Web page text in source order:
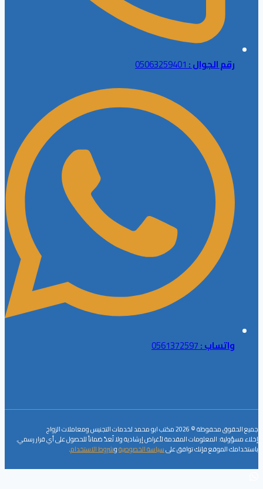
رقم الجوال :05063259401
واتساب :0561372597
جميع الحقوق محفوظة © 2026 مكتب ابو محمد لخدمات التجنيس ومعاملات الزواج
إخلاء مسؤولية: المعلومات المقدمة لأغراض إرشادية ولا تُعدّ ضماناً للحصول على أي قرار رسمي.
باستخدامك الموقع فإنك توافق علىسياسة الخصوصيةوشروط الاستخدام.